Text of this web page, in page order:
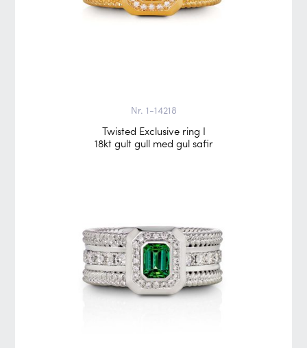
Nr. 1-14218
Twisted Exclusive ring I
18kt gult gull med gul safir